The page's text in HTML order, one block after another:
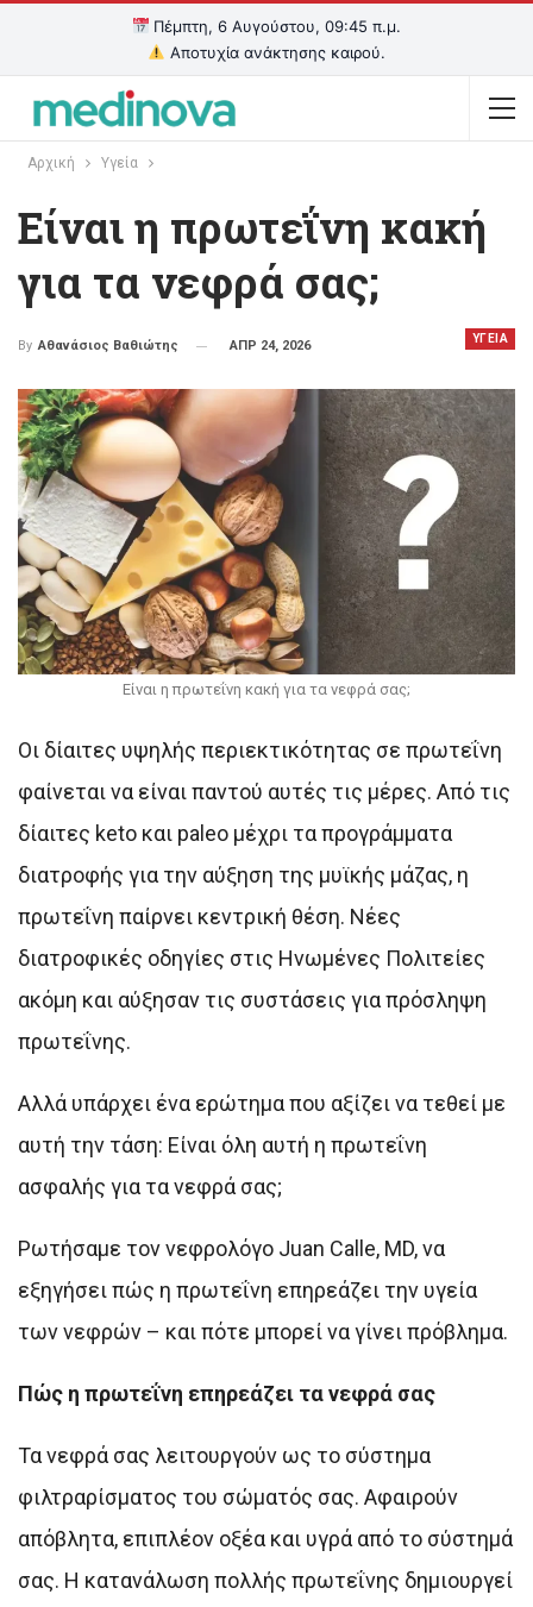
Πέμπτη, 6 Αυγούστου, 09:45 π.μ.
Αποτυχία ανάκτησης καιρού.
Αρχική Υγεία
Είναι η πρωτεΐνη κακή
για τα νεφρά σας;
ΥΓΕΙΑ
By Αθανάσιος Βαθιώτης ΑΠΡ 24, 2026
Είναι η πρωτεΐνη κακή για τα νεφρά σας;
Οι δίαιτες υψηλής περιεκτικότητας σε πρωτεΐνη
φαίνεται να είναι παντού αυτές τις μέρες. Από τις
δίαιτες keto και paleo μέχρι τα προγράμματα
διατροφής για την αύξηση της μυϊκής μάζας, η
πρωτεΐνη παίρνει κεντρική θέση. Νέες
διατροφικές οδηγίες στις Ηνωμένες Πολιτείες
ακόμη και αύξησαν τις συστάσεις για πρόσληψη
πρωτεΐνης.
Αλλά υπάρχει ένα ερώτημα που αξίζει να τεθεί με
αυτή την τάση: Είναι όλη αυτή η πρωτεΐνη
ασφαλής για τα νεφρά σας;
Ρωτήσαμε τον νεφρολόγο Juan Calle, MD, να
εξηγήσει πώς η πρωτεΐνη επηρεάζει την υγεία
των νεφρών – και πότε μπορεί να γίνει πρόβλημα.
Πώς η πρωτεΐνη επηρεάζει τα νεφρά σας
Τα νεφρά σας λειτουργούν ως το σύστημα
φιλτραρίσματος του σώματός σας. Αφαιρούν
απόβλητα, επιπλέον οξέα και υγρά από το σύστημά
σας. Η κατανάλωση πολλής πρωτεΐνης δημιουργεί